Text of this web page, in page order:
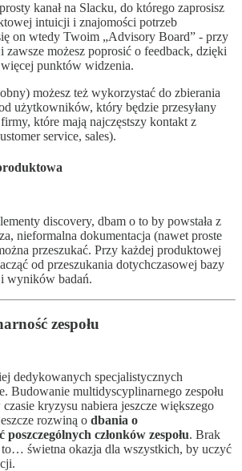
kanał na Slacku, do którego zaprosisz
intuicji i znajomości potrzeb
on wtedy Twoim „Advisory Board” - przy
możesz poprosić o feedback, dzięki
punktów widzenia.
możesz też wykorzystać do zbierania
użytkowników, który będzie przesyłany
które mają najczęstszy kontakt z
service, sales).
discovery, dbam o to by powstała z
nieformalna dokumentacja (nawet proste
przeszukać. Przy każdej produktowej
od przeszukania dotychczasowej bazy
wyników badań.
zespołu
dedykowanych specjalistycznych
Budowanie multidyscyplinarnego zespołu
kryzysu nabiera jeszcze większego
rozwiną o dbania o
członków zespołu. Brak
świetna okazja dla wszystkich, by uczyć